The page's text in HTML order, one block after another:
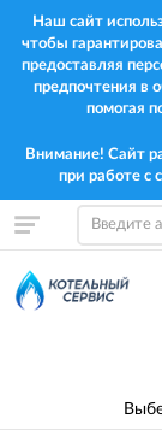
Наш сайт
чтобы
предоставляя
предпочтения в
помогая
Внимание! Сайт
при работе с